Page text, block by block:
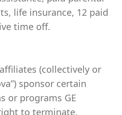
life insurance, 12 paid
time off.
(collectively or
sponsor certain
or programs GE
to terminate,